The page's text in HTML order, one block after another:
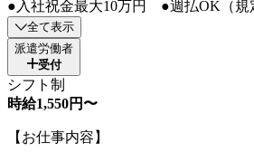
●入社祝金最大10万円 ●週払OK（規
全て表示
派遣労働者
受付
シフト制
時給1,550円〜
【お仕事内容】